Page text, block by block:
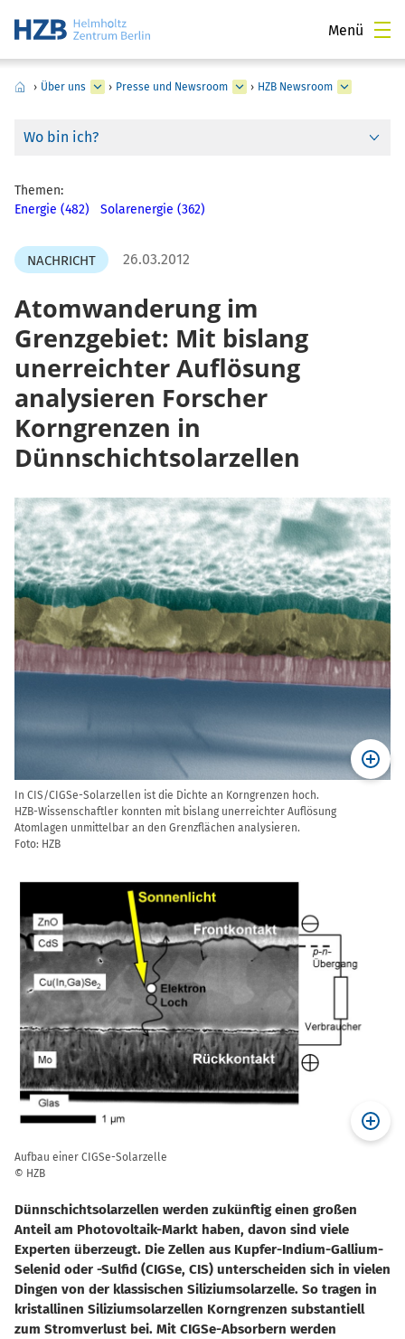
Menü
› Über uns › Presse und Newsroom › HZB Newsroom
Wo bin ich?
Themen:
Energie (482)
Solarenergie (362)
NACHRICHT 26.03.2012
Atomwanderung im
Grenzgebiet: Mit bislang
unerreichter Auflösung
analysieren Forscher
Korngrenzen in
Dünnschichtsolarzellen
In CIS/CIGSe-Solarzellen ist die Dichte an Korngrenzen hoch.
HZB-Wissenschaftler konnten mit bislang unerreichter Auflösung
Atomlagen unmittelbar an den Grenzflächen analysieren.
Foto: HZB
Aufbau einer CIGSe-Solarzelle
© HZB
Dünnschichtsolarzellen werden zukünftig einen großen
Anteil am Photovoltaik-Markt haben, davon sind viele
Experten überzeugt. Die Zellen aus Kupfer-Indium-Gallium-
Selenid oder -Sulfid (CIGSe, CIS) unterscheiden sich in vielen
Dingen von der klassischen Siliziumsolarzelle. So tragen in
kristallinen Siliziumsolarzellen Korngrenzen substantiell
zum Stromverlust bei. Mit CIGSe-Absorbern werden